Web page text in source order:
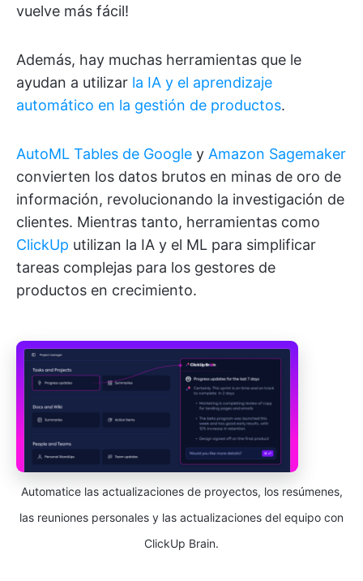
vuelve más fácil!
Además, hay muchas herramientas que le
ayudan a utilizar la IA y el aprendizaje
automático en la gestión de productos.
AutoML Tables de Google y Amazon Sagemaker
convierten los datos brutos en minas de oro de
información, revolucionando la investigación de
clientes. Mientras tanto, herramientas como
ClickUp utilizan la IA y el ML para simplificar
tareas complejas para los gestores de
productos en crecimiento.
Automatice las actualizaciones de proyectos, los resúmenes,
las reuniones personales y las actualizaciones del equipo con
ClickUp Brain.